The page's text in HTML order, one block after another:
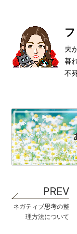
夫
暮
不
ネガティブ思考の整
理方法について